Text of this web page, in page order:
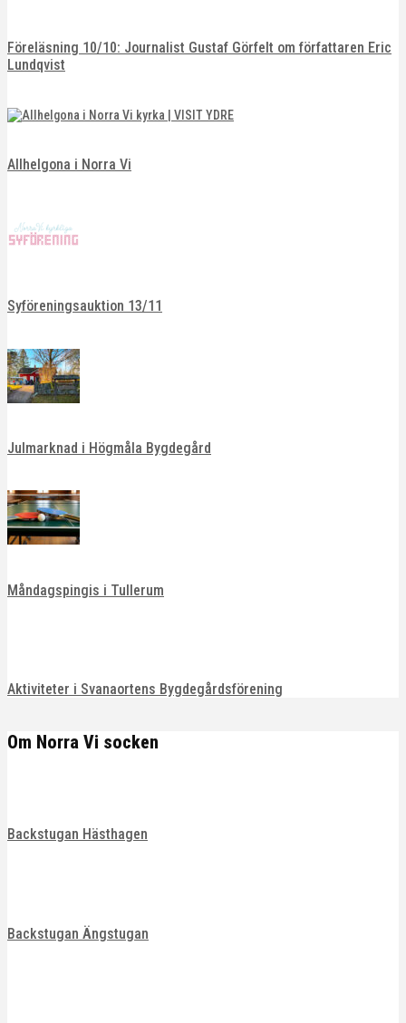
Föreläsning 10/10: Journalist Gustaf Görfelt om författaren Eric
Lundqvist
Allhelgona i Norra Vi
Syföreningsauktion 13/11
Julmarknad i Högmåla Bygdegård
Måndagspingis i Tullerum
Aktiviteter i Svanaortens Bygdegårdsförening
Om Norra Vi socken
Backstugan Hästhagen
Backstugan Ängstugan